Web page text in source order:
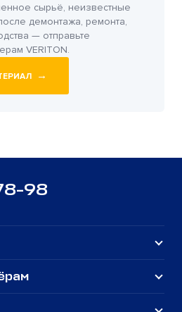
сырьё, неизвестные
демонтажа, ремонта,
— отправьте
VERITON.
→
98